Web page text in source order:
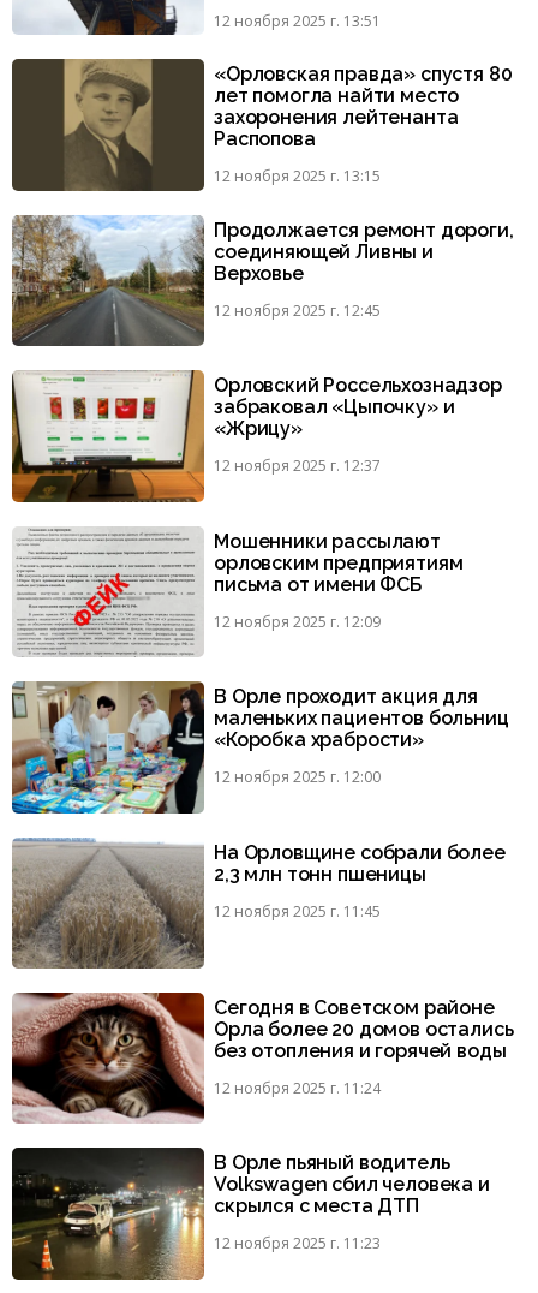
12 ноября 2025 г. 13:51
«Орловская правда» спустя 80
лет помогла найти место
захоронения лейтенанта
Распопова
12 ноября 2025 г. 13:15
Продолжается ремонт дороги,
соединяющей Ливны и
Верховье
12 ноября 2025 г. 12:45
Орловский Россельхознадзор
забраковал «Цыпочку» и
«Жрицу»
12 ноября 2025 г. 12:37
Мошенники рассылают
орловским предприятиям
письма от имени ФСБ
12 ноября 2025 г. 12:09
В Орле проходит акция для
маленьких пациентов больниц
«Коробка храбрости»
12 ноября 2025 г. 12:00
На Орловщине собрали более
2,3 млн тонн пшеницы
12 ноября 2025 г. 11:45
Сегодня в Советском районе
Орла более 20 домов остались
без отопления и горячей воды
12 ноября 2025 г. 11:24
В Орле пьяный водитель
Volkswagen сбил человека и
скрылся с места ДТП
12 ноября 2025 г. 11:23